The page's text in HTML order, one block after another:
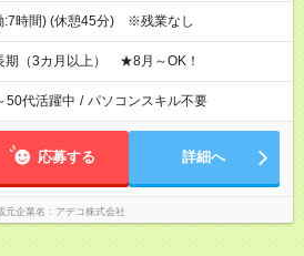
:7時間) (休憩45分) ※残業なし
期（3カ月以上） ★8月～OK！
50代活躍中 / パソコンスキル不要
応募する 詳細へ
元企業名 アデコ株式会社